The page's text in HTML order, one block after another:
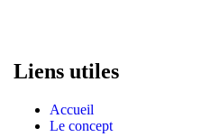
Liens utiles
Accueil
Le concept